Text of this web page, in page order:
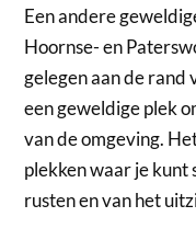
Een andere
Hoornse- en
gelegen aan de rand
een geweldige plek
van de omgeving.
plekken waar je kunt
rusten en van het